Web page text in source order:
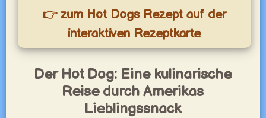
👉 zum Hot Dogs Rezept auf der
interaktiven Rezeptkarte
Der Hot Dog: Eine kulinarische
Reise durch Amerikas
Lieblingssnack